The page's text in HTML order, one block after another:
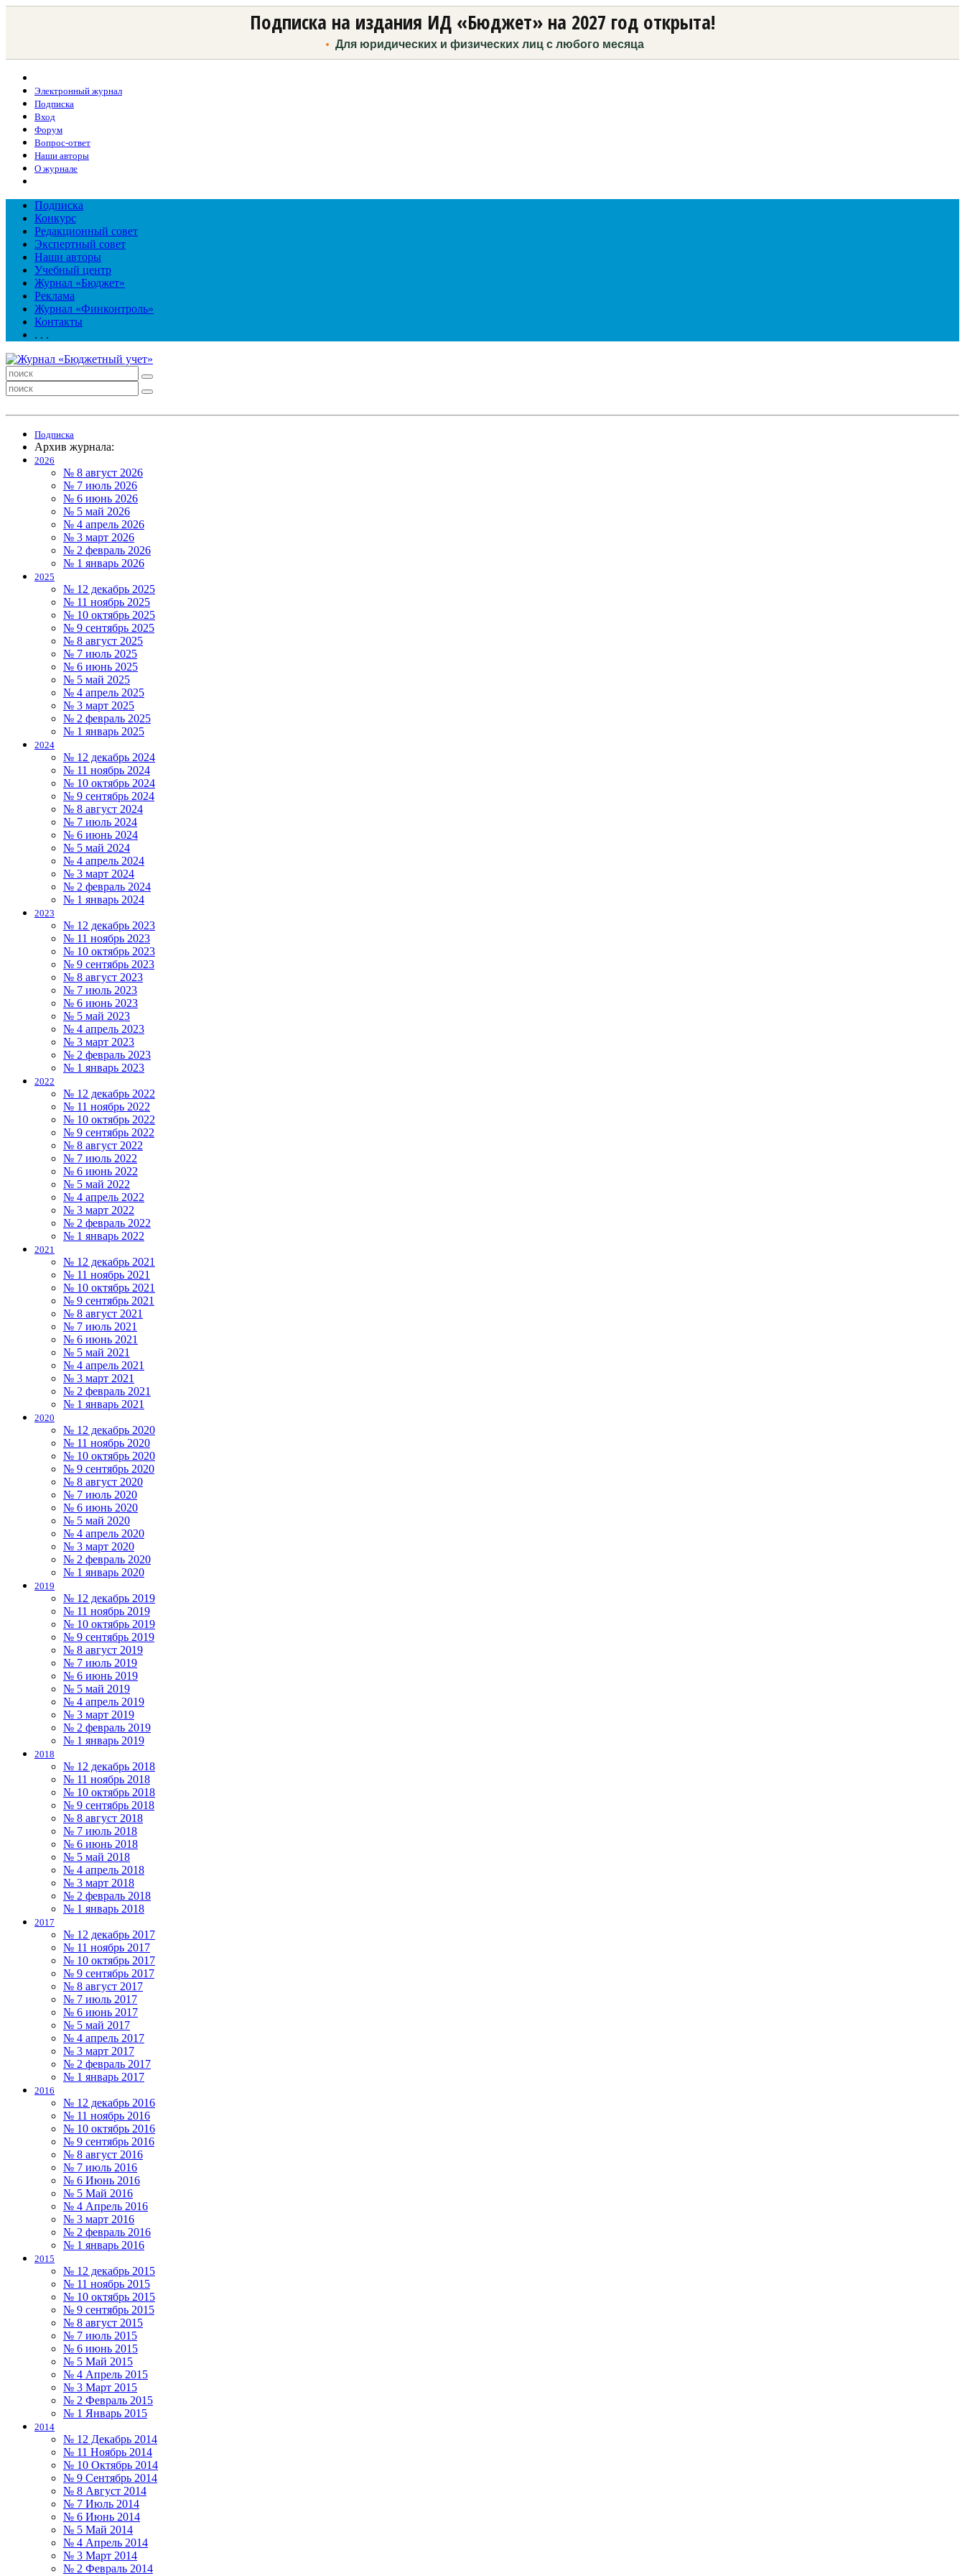
Подписка на издания ИД «Бюджет» на 2027 год открыта!
Для юридических и физических лиц с любого месяца
Электронный журнал
Подписка
Вход
Форум
Вопрос-ответ
Наши авторы
О журнале
Подписка
Конкурс
Редакционный совет
Экспертный совет
Наши авторы
Учебный центр
Журнал «Бюджет»
Реклама
Журнал «Финконтроль»
Контакты
. . .
Подписка
Архив журнала:
2026
№ 8 август 2026
№ 7 июль 2026
№ 6 июнь 2026
№ 5 май 2026
№ 4 апрель 2026
№ 3 март 2026
№ 2 февраль 2026
№ 1 январь 2026
2025
№ 12 декабрь 2025
№ 11 ноябрь 2025
№ 10 октябрь 2025
№ 9 сентябрь 2025
№ 8 август 2025
№ 7 июль 2025
№ 6 июнь 2025
№ 5 май 2025
№ 4 апрель 2025
№ 3 март 2025
№ 2 февраль 2025
№ 1 январь 2025
2024
№ 12 декабрь 2024
№ 11 ноябрь 2024
№ 10 октябрь 2024
№ 9 сентябрь 2024
№ 8 август 2024
№ 7 июль 2024
№ 6 июнь 2024
№ 5 май 2024
№ 4 апрель 2024
№ 3 март 2024
№ 2 февраль 2024
№ 1 январь 2024
2023
№ 12 декабрь 2023
№ 11 ноябрь 2023
№ 10 октябрь 2023
№ 9 сентябрь 2023
№ 8 август 2023
№ 7 июль 2023
№ 6 июнь 2023
№ 5 май 2023
№ 4 апрель 2023
№ 3 март 2023
№ 2 февраль 2023
№ 1 январь 2023
2022
№ 12 декабрь 2022
№ 11 ноябрь 2022
№ 10 октябрь 2022
№ 9 сентябрь 2022
№ 8 август 2022
№ 7 июль 2022
№ 6 июнь 2022
№ 5 май 2022
№ 4 апрель 2022
№ 3 март 2022
№ 2 февраль 2022
№ 1 январь 2022
2021
№ 12 декабрь 2021
№ 11 ноябрь 2021
№ 10 октябрь 2021
№ 9 сентябрь 2021
№ 8 август 2021
№ 7 июль 2021
№ 6 июнь 2021
№ 5 май 2021
№ 4 апрель 2021
№ 3 март 2021
№ 2 февраль 2021
№ 1 январь 2021
2020
№ 12 декабрь 2020
№ 11 ноябрь 2020
№ 10 октябрь 2020
№ 9 сентябрь 2020
№ 8 август 2020
№ 7 июль 2020
№ 6 июнь 2020
№ 5 май 2020
№ 4 апрель 2020
№ 3 март 2020
№ 2 февраль 2020
№ 1 январь 2020
2019
№ 12 декабрь 2019
№ 11 ноябрь 2019
№ 10 октябрь 2019
№ 9 сентябрь 2019
№ 8 август 2019
№ 7 июль 2019
№ 6 июнь 2019
№ 5 май 2019
№ 4 апрель 2019
№ 3 март 2019
№ 2 февраль 2019
№ 1 январь 2019
2018
№ 12 декабрь 2018
№ 11 ноябрь 2018
№ 10 октябрь 2018
№ 9 сентябрь 2018
№ 8 август 2018
№ 7 июль 2018
№ 6 июнь 2018
№ 5 май 2018
№ 4 апрель 2018
№ 3 март 2018
№ 2 февраль 2018
№ 1 январь 2018
2017
№ 12 декабрь 2017
№ 11 ноябрь 2017
№ 10 октябрь 2017
№ 9 сентябрь 2017
№ 8 август 2017
№ 7 июль 2017
№ 6 июнь 2017
№ 5 май 2017
№ 4 апрель 2017
№ 3 март 2017
№ 2 февраль 2017
№ 1 январь 2017
2016
№ 12 декабрь 2016
№ 11 ноябрь 2016
№ 10 октябрь 2016
№ 9 сентябрь 2016
№ 8 август 2016
№ 7 июль 2016
№ 6 Июнь 2016
№ 5 Май 2016
№ 4 Апрель 2016
№ 3 март 2016
№ 2 февраль 2016
№ 1 январь 2016
2015
№ 12 декабрь 2015
№ 11 ноябрь 2015
№ 10 октябрь 2015
№ 9 сентябрь 2015
№ 8 август 2015
№ 7 июль 2015
№ 6 июнь 2015
№ 5 Май 2015
№ 4 Апрель 2015
№ 3 Март 2015
№ 2 Февраль 2015
№ 1 Январь 2015
2014
№ 12 Декабрь 2014
№ 11 Ноябрь 2014
№ 10 Октябрь 2014
№ 9 Сентябрь 2014
№ 8 Август 2014
№ 7 Июль 2014
№ 6 Июнь 2014
№ 5 Май 2014
№ 4 Апрель 2014
№ 3 Март 2014
№ 2 Февраль 2014